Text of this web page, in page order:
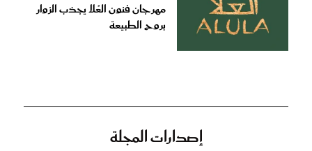
مهرجان فنون العُلا يجذب الزوار
بروح الطبيعة
إصدارات المجلة